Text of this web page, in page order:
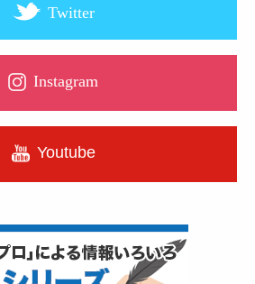
Twitter
Instagram
Youtube